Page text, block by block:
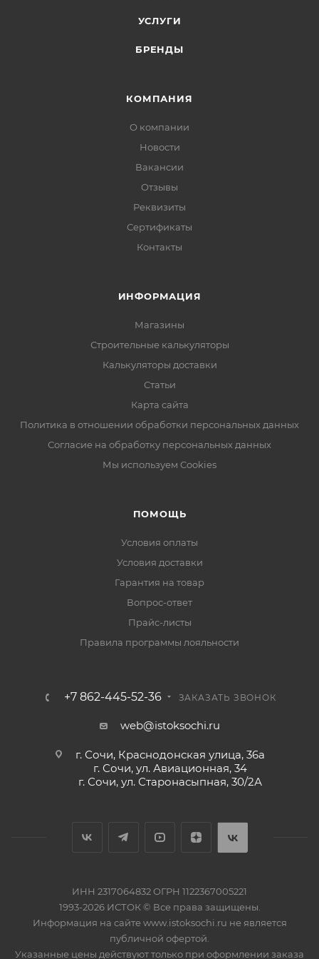
УСЛУГИ
БРЕНДЫ
КОМПАНИЯ
О компании
Новости
Вакансии
Отзывы
Реквизиты
Сертификаты
Контакты
ИНФОРМАЦИЯ
Магазины
Строительные калькуляторы
Калькуляторы доставки
Статьи
Карта сайта
Политика в отношении обработки персональных данных
Согласие на обработку персональных данных
Мы используем Cookies
ПОМОЩЬ
Условия оплаты
Условия доставки
Гарантия на товар
Вопрос-ответ
Прайс-листы
Правила программы лояльности
+7 862-445-52-36 ЗАКАЗАТЬ ЗВОНОК
web@istoksochi.ru
г. Сочи, Краснодонская улица, 36а
г. Сочи, ул. Авиационная, 34
г. Сочи, ул. Старонасыпная, 30/2А
ИНН 2317064832 ОГРН 1122367005221
1993-2026 ИСТОК © Все права защищены.
Информация на сайте www.istoksochi.ru не является
публичной офертой.
Указанные цены действуют только при оформлении заказа